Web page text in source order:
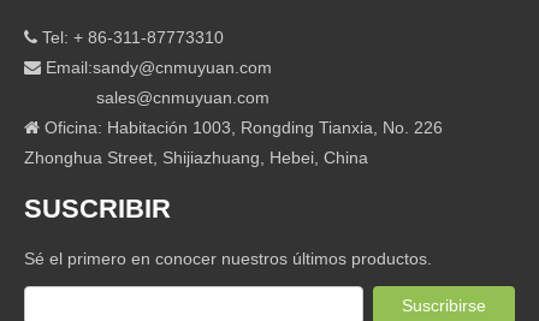
 Tel: + 86-311-87773310
 Email:sandy@cnmuyuan.com
sales@cnmuyuan.com
 Oficina: Habitación 1003, Rongding Tianxia, ​​No. 226
Zhonghua Street, Shijiazhuang, Hebei, China
SUSCRIBIR
Sé el primero en conocer nuestros últimos productos.
Suscribirse